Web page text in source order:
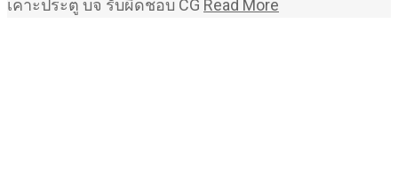
เคาะประตู บจ รับผิดชอบ CG Read More